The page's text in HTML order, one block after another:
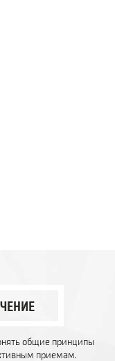
общие принципы
приемам.